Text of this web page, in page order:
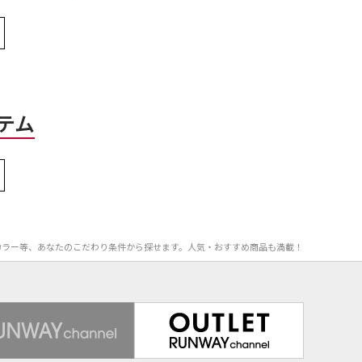
ム
ー等、あなたのこだわり条件から探せます。人気・おすすめ商品も満載！